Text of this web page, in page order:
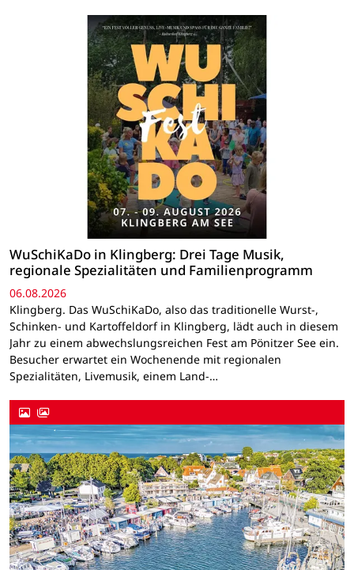
WuSchiKaDo in Klingberg: Drei Tage Musik,
regionale Spezialitäten und Familienprogramm
06.08.2026
Klingberg. Das WuSchiKaDo, also das traditionelle Wurst-,
Schinken- und Kartoffeldorf in Klingberg, lädt auch in diesem
Jahr zu einem abwechslungsreichen Fest am Pönitzer See ein.
Besucher erwartet ein Wochenende mit regionalen
Spezialitäten, Livemusik, einem Land-…